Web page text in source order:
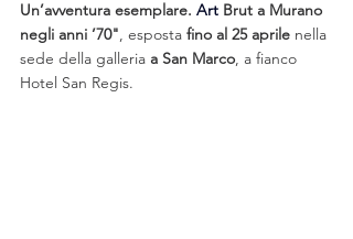
Un’avventura esemplare. Art Brut a Murano
negli anni ’70", esposta fino al 25 aprile nella
sede della galleria a San Marco, a fianco
Hotel San Regis.